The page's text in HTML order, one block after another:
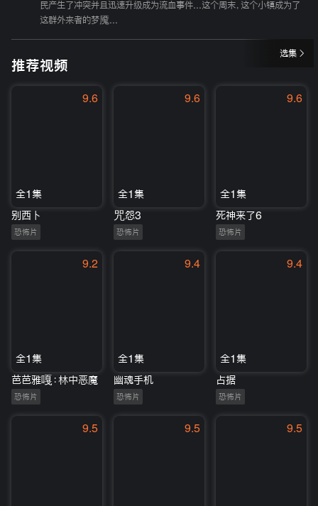
民产生了冲突并且迅速升级成为流血事件...这个周末，这个小镇成为了
这群外来者的梦魇...
选集
推荐视频
9.6
全1集
别西卜
恐怖片
9.6
全1集
咒怨3
恐怖片
9.6
全1集
死神来了6
恐怖片
9.2
全1集
芭芭雅嘎：林中恶魔
恐怖片
9.4
全1集
幽魂手机
恐怖片
9.4
全1集
占据
恐怖片
9.5 9.5 9.5